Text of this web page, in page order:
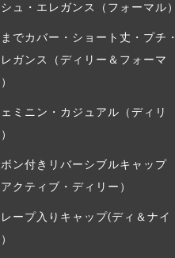
ュ・エレガンス（フォーマル）
でカバー・ショート丈・プチ・
ガンス（ディリー＆フォーマ
ミニン・カジュアル（ディリ
ボン付きリバーシブルキャップ
アクティブ・ディリー）
レープ入りキャップ(ディ＆ナイ